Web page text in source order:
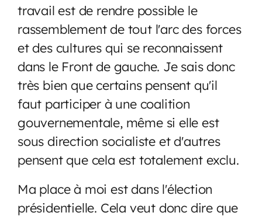
travail est de rendre possible le
rassemblement de tout l'arc des forces
et des cultures qui se reconnaissent
dans le Front de gauche. Je sais donc
très bien que certains pensent qu'il
faut participer à une coalition
gouvernementale, même si elle est
sous direction socialiste et d'autres
pensent que cela est totalement exclu.
Ma place à moi est dans l'élection
présidentielle. Cela veut donc dire que